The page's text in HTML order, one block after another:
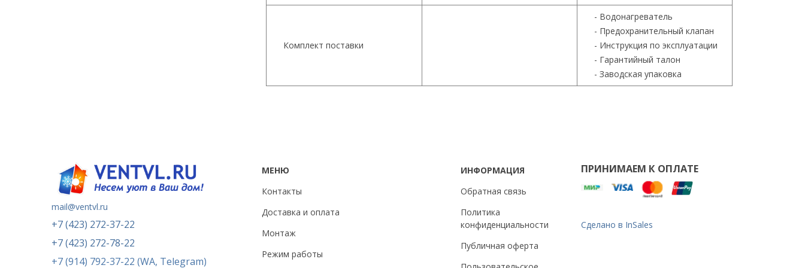
Комплект поставки
- Водонагреватель
- Предохранительный клапан
- Инструкция по эксплуатации
- Гарантийный талон
- Заводская упаковка
mail@ventvl.ru
+7 (423) 272-37-22
+7 (423) 272-78-22
+7 (914) 792-37-22 (WA, Telegram)
МЕНЮ
Контакты
Доставка и оплата
Монтаж
Режим работы
ИНФОРМАЦИЯ
Обратная связь
Политика
конфиденциальности
Публичная оферта
ПРИНИМАЕМ К ОПЛАТЕ
Сделано в InSales